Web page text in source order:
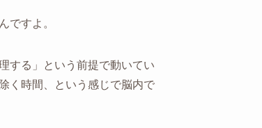
ですよ。
する」という前提で動いてい
く時間、という感じで脳内で